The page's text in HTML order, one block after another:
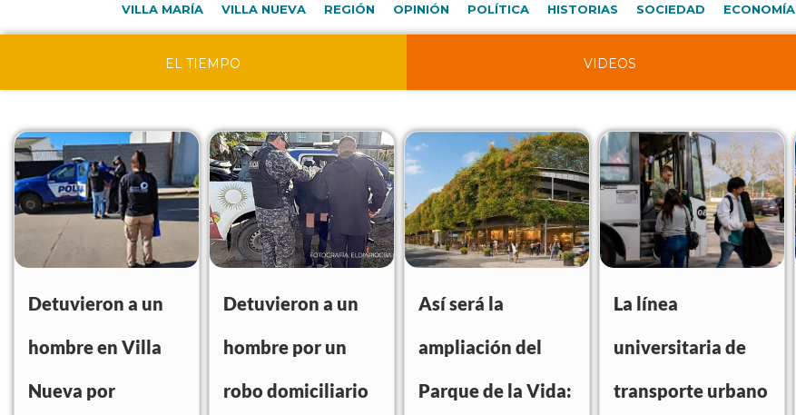
VILLA MARÍA VILLA NUEVA REGIÓN OPINIÓN POLÍTICA HISTORIAS SOCIEDAD ECONOMÍA
EL TIEMPO VIDEOS
Detuvieron a un
hombre en Villa
Nueva por
Detuvieron a un
hombre por un
robo domiciliario
Así será la
ampliación del
Parque de la Vida:
La línea
universitaria de
transporte urbano